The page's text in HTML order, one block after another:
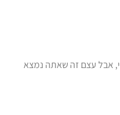
אבל עצם זה שאתה נמצא